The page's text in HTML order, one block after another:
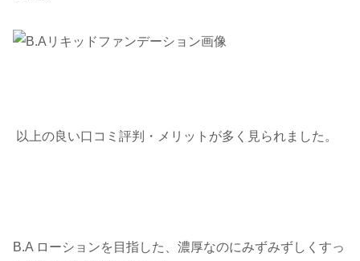
以上の良い口コミ評判・メリットが多く見られました。
B.A ローションを目指した、濃厚なのにみずみずしくすっ